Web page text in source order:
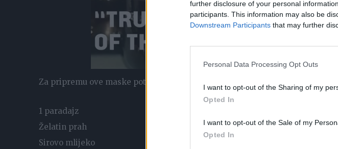
further disclosure of your personal
participants. This information may also be
Downstream Participants that may further
Personal Data Processing Opt Outs
I want to opt-out of the Sharing of my
Opted In
I want to opt-out of the Sale of my
Opted In
Za pripremu ove maske potrebno je:
1 paradajz
Želatin prah
Sirovo mlijeko